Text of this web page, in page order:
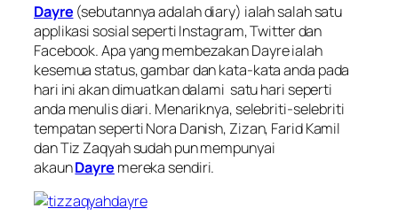
Dayre (sebutannya adalah diary) ialah salah satu
applikasi sosial seperti Instagram, Twitter dan
Facebook. Apa yang membezakan Dayre ialah
kesemua status, gambar dan kata-kata anda pada
hari ini akan dimuatkan dalami satu hari seperti
anda menulis diari. Menariknya, selebriti-selebriti
tempatan seperti Nora Danish, Zizan, Farid Kamil
dan Tiz Zaqyah sudah pun mempunyai
akaunDayre mereka sendiri.